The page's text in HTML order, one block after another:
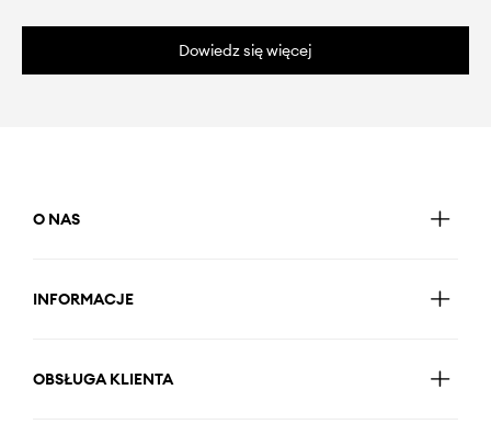
Dowiedz się więcej
O NAS
INFORMACJE
OBSŁUGA KLIENTA